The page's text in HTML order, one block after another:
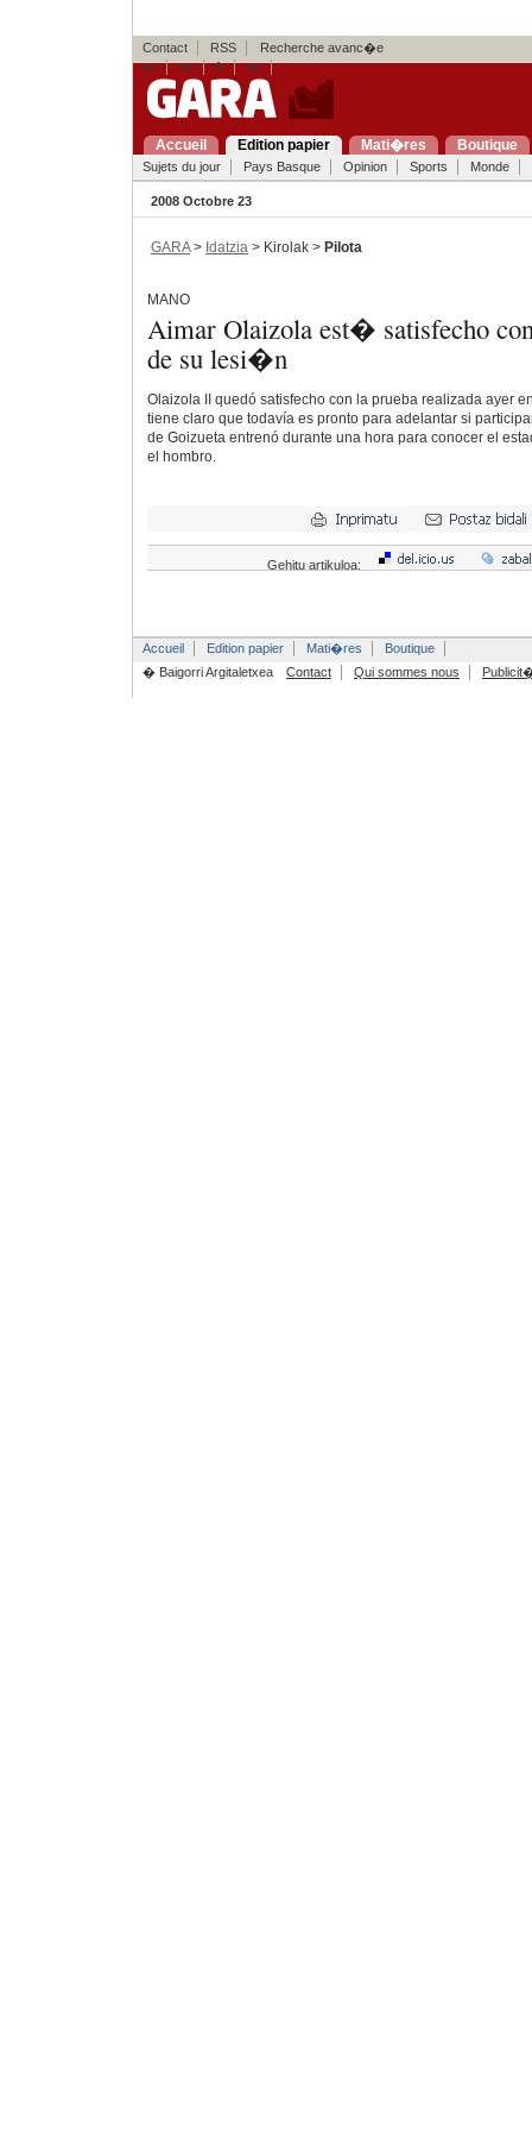
Contact RSS
Recherche avanc�e
eu
es fr en
Accueil Edition papier Mati�res Boutique
Sujets du jour Pays Basque Opinion Sports Monde
2008 Octobre 23
GARA> Idatzia> Kirolak > Pilota
MANO
Aimar Olaizola est� satisfecho
de su lesi�n
Olaizola II quedó satisfecho con la prueba realizada ayer
tiene claro que todavía es pronto para adelantar si
de Goizueta entrenó durante una hora para conocer el
el hombro.
Gehitu artikuloa:
Accueil Edition papier Mati�res
Boutique
� Baigorri Argitaletxea
Contact Qui sommes nous